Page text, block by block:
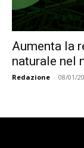
Aumenta la
naturale nel
Redazione - 08/01/